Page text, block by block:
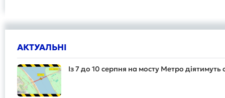
АКТУАЛЬНІ
Із 7 до 10 серпня на мосту Метро